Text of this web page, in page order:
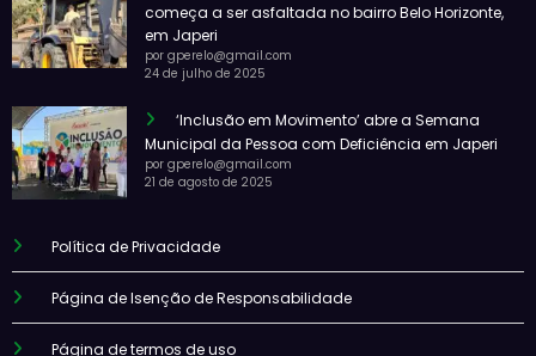
começa a ser asfaltada no bairro Belo Horizonte,
em Japeri
por gperelo@gmail.com
24 de julho de 2025
‘Inclusão em Movimento’ abre a Semana
Municipal da Pessoa com Deficiência em Japeri
por gperelo@gmail.com
21 de agosto de 2025
Política de Privacidade
Página de Isenção de Responsabilidade
Página de termos de uso